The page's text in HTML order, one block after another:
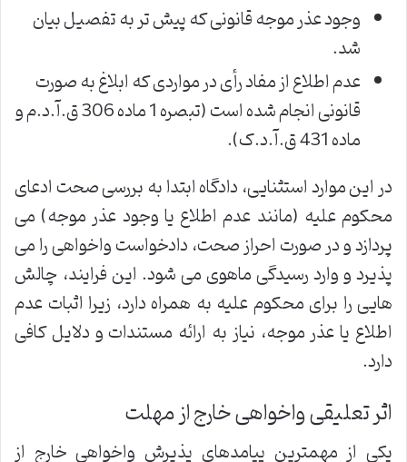
وجود عذر موجه قانونی که پیش تر به تفصیل بیان
شد.
عدم اطلاع از مفاد رأی در مواردی که ابلاغ به صورت
قانونی انجام شده است (تبصره 1 ماده 306 ق.آ.د.م و
ماده 431 ق.آ.د.ک).
در این موارد استثنایی، دادگاه ابتدا به بررسی صحت ادعای
محکوم علیه (مانند عدم اطلاع یا وجود عذر موجه) می
پردازد و در صورت احراز صحت، دادخواست واخواهی را می
پذیرد و وارد رسیدگی ماهوی می شود. این فرایند، چالش
هایی را برای محکوم علیه به همراه دارد، زیرا اثبات عدم
اطلاع یا عذر موجه، نیاز به ارائه مستندات و دلایل کافی
دارد.
اثر تعلیقی واخواهی خارج از مهلت
یکی از مهمترین پیامدهای پذیرش واخواهی خارج از